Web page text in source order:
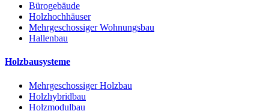
Bürogebäude
Holzhochhäuser
Mehrgeschossiger Wohnungsbau
Hallenbau
Holzbausysteme
Mehrgeschossiger Holzbau
Holzhybridbau
Holzmodulbau